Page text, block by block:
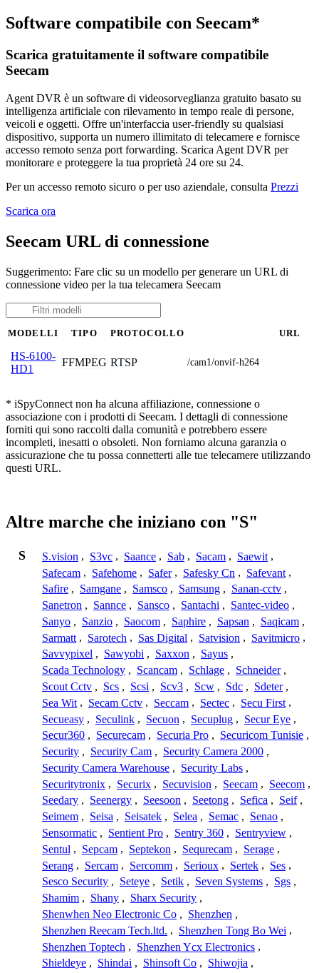
Software compatibile con Seecam*
Scarica gratuitamente il software compatibile
Seecam
Agent DVR è un software di videosorveglianza gratuito basato su
intelligenza artificiale con rilevamento in tempo reale di persone,
veicoli e oggetti. Offre un'interfaccia user-friendly su qualsiasi
dispositivo, supporta un numero illimitato di telecamere e fornisce
accesso remoto senza port forwarding. Scarica Agent DVR per
monitorare e proteggere la tua proprietà 24 ore su 24.
Per un accesso remoto sicuro o per uso aziendale, consulta Prezzi
Scarica ora
Seecam URL di connessione
Suggerimento: Fare clic su un modello per generare un URL di
connessione video per la tua telecamera Seecam
MODELLI TIPO PROTOCOLLO URL
HS-6100-
HD1
FFMPEG RTSP /cam1/onvif-h264
* iSpyConnect non ha alcuna affiliazione, connessione o
associazione con i prodotti di Seecam. I dettagli di connessione
forniti qui sono raccolti dalla comunità e potrebbero essere
incompleti, inesatti o obsoleti. Non forniamo alcuna garanzia o
assicurazione che tu possa connetterti alle tue telecamere utilizzando
questi URL.
Altre marche che iniziano con "S"
S S.vision , S3vc , Saance , Sab , Sacam , Saewit ,
Safecam , Safehome , Safer , Safesky Cn , Safevant ,
Safire , Samgane , Samsco , Samsung , Sanan-cctv ,
Sanetron , Sannce , Sansco , Santachi , Santec-video ,
Sanyo , Sanzio , Saocom , Saphire , Sapsan , Saqicam ,
Sarmatt , Sarotech , Sas Digital , Satvision , Savitmicro ,
Savvypixel , Sawyobi , Saxxon , Sayus ,
Scada Technology , Scancam , Schlage , Schneider ,
Scout Cctv , Scs , Scsi , Scv3 , Scw , Sdc , Sdeter ,
Sea Wit , Secam Cctv , Seccam , Sectec , Secu First ,
Secueasy , Seculink , Secuon , Secuplug , Secur Eye ,
Secur360 , Securecam , Securia Pro , Securicom Tunisie ,
Security , Security Cam , Security Camera 2000 ,
Security Camera Warehouse , Security Labs ,
Securitytronix , Securix , Secuvision , Seecam , Seecom ,
Seedary , Seenergy , Seesoon , Seetong , Sefica , Seif ,
Seimem , Seisa , Seisatek , Selea , Semac , Senao ,
Sensormatic , Sentient Pro , Sentry 360 , Sentryview ,
Sentul , Sepcam , Septekon , Sequrecam , Serage ,
Serang , Sercam , Sercomm , Serioux , Sertek , Ses ,
Sesco Security , Seteye , Setik , Seven Systems , Sgs ,
Shamim , Shany , Sharx Security ,
Shenwhen Neo Electronic Co , Shenzhen ,
Shenzhen Reecam Tech.ltd. , Shenzhen Tong Bo Wei ,
Shenzhen Toptech , Shenzhen Ycx Electronics ,
Shieldeye , Shindai , Shinsoft Co , Shiwojia ,